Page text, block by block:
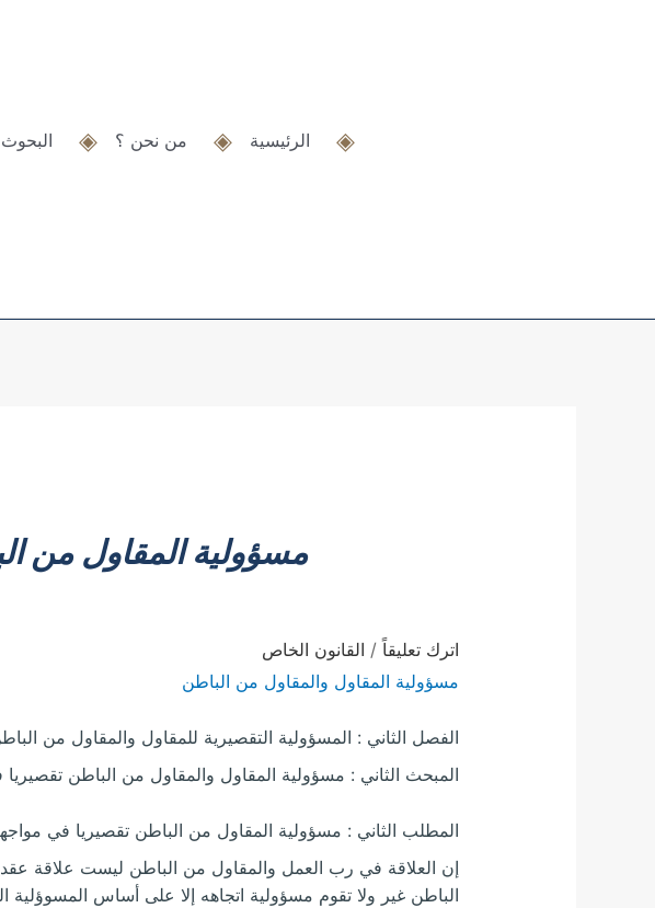
الرئيسية من نحن ؟ البحوث
مسؤولية المقاول من
اترك تعليقاً / القانون الخاص
مسؤولية المقاول والمقاول من الباطن
الفصل الثاني : المسؤولية التقصيرية للمقاول والمقاول من
المبحث الثاني : مسؤولية المقاول والمقاول من الباطن
المطلب الثاني : مسؤولية المقاول من الباطن تقصيريا في
إن العلاقة في رب العمل والمقاول من الباطن ليست علاقة
الباطن غير ولا تقوم مسؤولية اتجاهه إلا على أساس